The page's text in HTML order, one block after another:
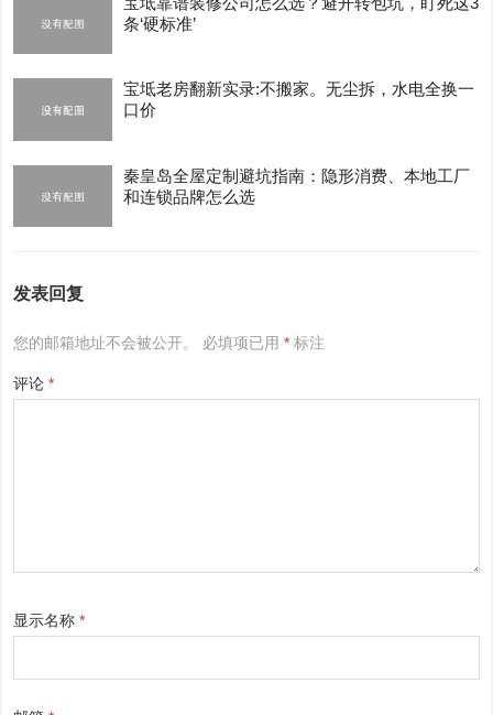
条‘硬标准’
宝坻老房翻新实录:不搬家。无尘拆，水电全换一
口价
秦皇岛全屋定制避坑指南：隐形消费、本地工厂
和连锁品牌怎么选
发表回复
您的邮箱地址不会被公开。 必填项已用* 标注
评论*
显示名称*